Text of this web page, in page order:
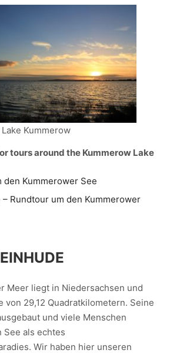
Kummerow
tours around the Kummerow Lake
den Kummerower See
Rundtour um den Kummerower
Meer liegt in Niedersachsen und
von 29,12 Quadratkilometern. Seine
und viele Menschen
See als echtes
Wir haben hier unseren